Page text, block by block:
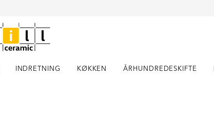
INDRETNING KØKKEN ÅRHUNDREDESKIFTE